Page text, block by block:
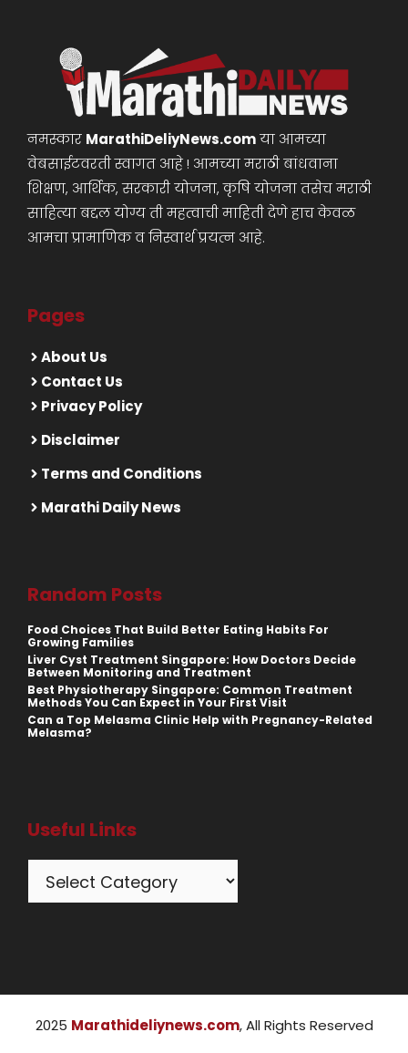
नमस्कार MarathiDeliyNews.comया आमच्या
वेबसाईटवरती स्वागत आहे ! आमच्या मराठी बांधवाना
शिक्षण, आर्थिक, सरकारी योजना, कृषि योजना तसेच मराठी
साहित्या बद्दल योग्य ती महत्वाची माहिती देणे हाच केवळ
आमचा प्रामाणिक व निस्वार्थ प्रयत्न आहे.
Pages
About Us
Contact Us
Privacy Policy
Disclaimer
Terms and Conditions
Marathi Daily News
Random Posts
Food Choices That Build Better Eating Habits For
Growing Families
Liver Cyst Treatment Singapore: How Doctors Decide
Between Monitoring and Treatment
Best Physiotherapy Singapore: Common Treatment
Methods You Can Expect in Your First Visit
Can a Top Melasma Clinic Help with Pregnancy-Related
Melasma?
Useful Links
Categories
2025 Marathideliynews.com, All Rights Reserved